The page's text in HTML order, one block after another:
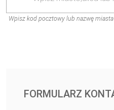
Wpisz kod pocztowy lub nazwę
FORMULARZ